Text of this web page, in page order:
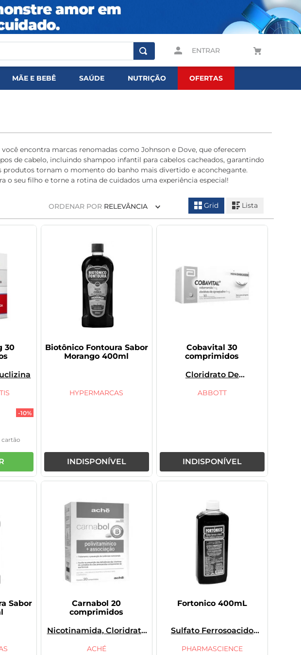
ENTRAR
MÃE E BEBÊ SAÚDE NUTRIÇÃO OFERTAS
encontra marcas renomadas como Johnson e Dove, que oferecem
de cabelo, incluindo shampoo infantil para cabelos cacheados, garantindo
produtos tornam o momento do banho mais divertido e aconchegante.
o seu filho e torne a rotina de cuidados uma experiência especial!
ORDENAR POR RELEVÂNCIA Grid Lista
30
-10%
cartão
Biotônico Fontoura Sabor
Morango 400ml
HYPERMARCAS
INDISPONÍVEL
Cobavital 30
comprimidos
Cloridrato De
Cobamamida
ABBOTT
INDISPONÍVEL
Sabor
Carnabol 20
comprimidos
Nicotinamida, Cloridrato
Cloridrato De Tiamina,
ACHÉ
Fortonico 400mL
Sulfato FerrosoAcido
PHARMASCIENCE